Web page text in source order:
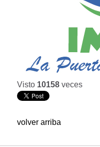
Visto 10158 veces
volver arriba